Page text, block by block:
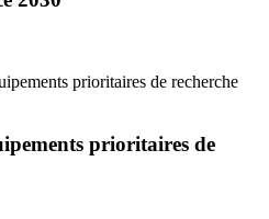
prioritaires de recherche
prioritaires de